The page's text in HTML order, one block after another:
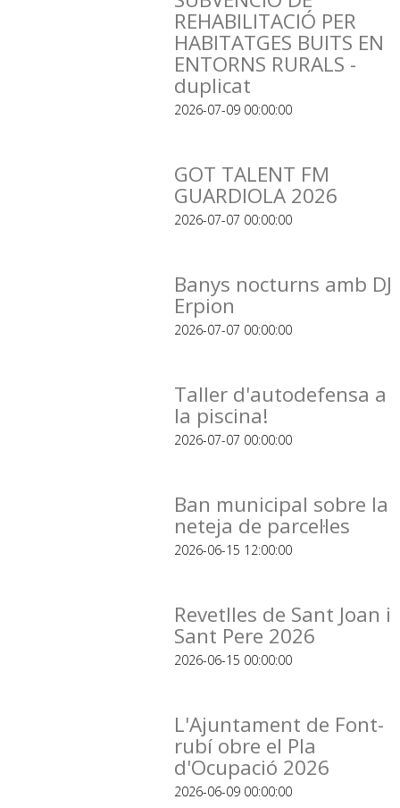
REHABILITACIÓ PER
HABITATGES BUITS EN
ENTORNS RURALS -
duplicat
2026-07-09 00:00:00
GOT TALENT FM
GUARDIOLA 2026
2026-07-07 00:00:00
Banys nocturns amb DJ
Erpion
2026-07-07 00:00:00
Taller d'autodefensa a
la piscina!
2026-07-07 00:00:00
Ban municipal sobre la
neteja de parcel·les
2026-06-15 12:00:00
Revetlles de Sant Joan i
Sant Pere 2026
2026-06-15 00:00:00
L'Ajuntament de Font-
rubí obre el Pla
d'Ocupació 2026
2026-06-09 00:00:00